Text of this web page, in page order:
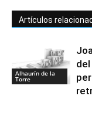
Artículos
Alhaurín de la
Torre
del